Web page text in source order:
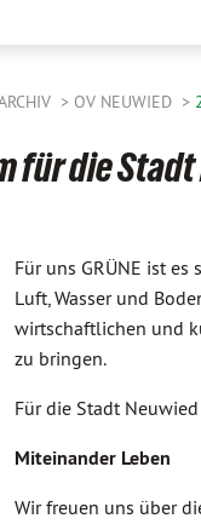
OV NEUWIED
für die
Für uns GRÜNE ist
Luft, Wasser und
wirtschaftlichen und
zu bringen.
Für die Stadt
Miteinander Leben
Wir freuen uns über